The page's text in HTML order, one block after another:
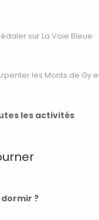
sur La Voie Bleue
les Monts de Gy
les activités
dormir ?
▒▒